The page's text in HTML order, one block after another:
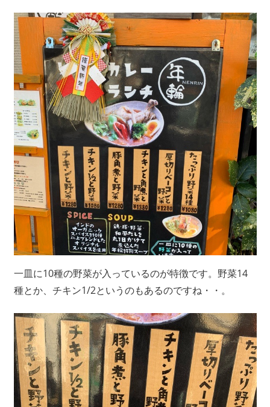
一皿に10種の野菜が入っているのが特徴です。野菜14
種とか、チキン1/2というのもあるのですね・・。